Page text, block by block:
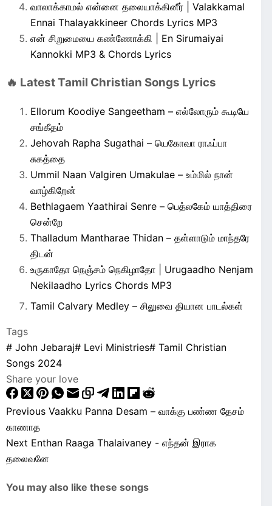
வாலாக்காமல் என்னை தலையாக்கினீர் | Valakkamal
Ennai Thalayakkineer Chords Lyrics MP3
என் சிறுமையை கண்ணோக்கி | En Sirumaiyai
Kannokki MP3 & Chords Lyrics
🔥 Latest Tamil Christian Songs Lyrics
Ellorum Koodiye Sangeetham – எல்லோரும் கூடியே
சங்கீதம்
Jehovah Rapha Sugathai – யெகோவா ராஃப்பா
சுகத்தை
Ummil Naan Valgiren Umakulae – உம்மில் நான்
வாழ்கிறேன்
Bethlagaem Yaathirai Senre – பெத்லகேம் யாத்திரை
சென்றே
Thalladum Mantharae Thidan – தள்ளாடும் மாந்தரே
திடன்
உருகாதோ நெஞ்சம் நெகிழாதோ | Urugaadho Nenjam
Nekilaadho Lyrics Chords MP3
Tamil Calvary Medley – சிலுவை தியான பாடல்கள்
Tags
# John Jebaraj# Levi Ministries# Tamil Christian
Songs 2024
Share your love
Previous Vaakku Panna Desam – வாக்கு பண்ண தேசம்
காணாத
Next Enthan Raaga Thalaivaney - எந்தன் இராக
தலைவனே
You may also like these songs